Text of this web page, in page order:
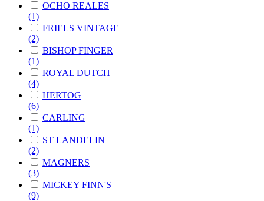
OCHO REALES
(1)
FRIELS VINTAGE
(2)
BISHOP FINGER
(1)
ROYAL DUTCH
(4)
HERTOG
(6)
CARLING
(1)
ST LANDELIN
(2)
MAGNERS
(3)
MICKEY FINN'S
(9)